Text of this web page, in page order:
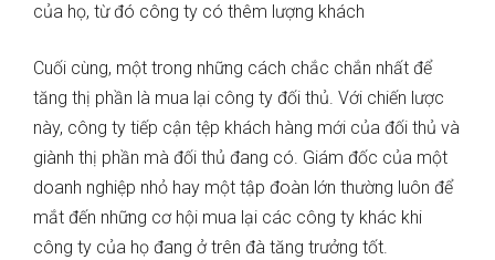
của họ, từ đó công ty có thêm lượng khách
Cuối cùng, một trong những cách chắc chắn nhất để
tăng thị phần là mua lại công ty đối thủ. Với chiến lược
này, công ty tiếp cận tệp khách hàng mới của đối thủ và
giành thị phần mà đối thủ đang có. Giám đốc của một
doanh nghiệp nhỏ hay một tập đoàn lớn thường luôn để
mắt đến những cơ hội mua lại các công ty khác khi
công ty của họ đang ở trên đà tăng trưởng tốt.